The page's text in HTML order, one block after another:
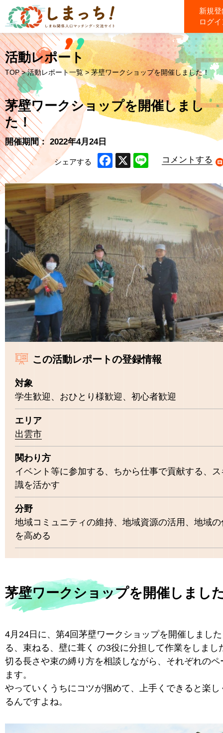
新規
ログ
活動レポート
TOP >活動レポート一覧> 茅壁ワークショップを開催しました！
茅壁ワークショップを開催しまし
た！
開催期間： 2022年4月24日
シェアする
コメントする
この活動レポートの登録情報
対象
学生歓迎、おひとり様歓迎、初心者歓迎
エリア
出雲市
関わり方
イベント等に参加する、ちから仕事で貢献する、
識を活かす
分野
地域コミュニティの維持、地域資源の活用、地域
を高める
茅壁ワークショップを開催しまし
4月24日に、第4回茅壁ワークショップを開催しまし
る、束ねる、壁に葺く の3役に分担して作業を しまし
切る長さや束の縛り方を相談しながら、それぞれのペ
ます。
やっていくうちにコツが掴めて、上手くできると楽し
るんですよね。